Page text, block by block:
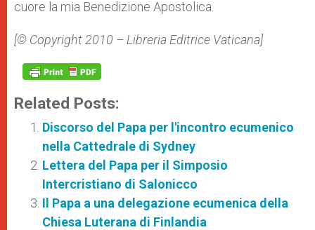
cuore la mia Benedizione Apostolica.
[© Copyright 2010 – Libreria Editrice Vaticana]
Related Posts:
Discorso del Papa per l'incontro ecumenico
nella Cattedrale di Sydney
Lettera del Papa per il Simposio
Intercristiano di Salonicco
Il Papa a una delegazione ecumenica della
Chiesa Luterana di Finlandia